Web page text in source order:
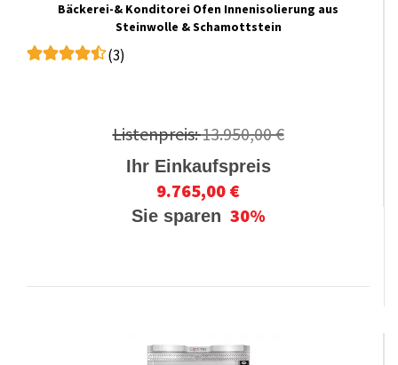
Bäckerei-& Konditorei Ofen Innenisolierung aus
Steinwolle & Schamottstein
(3)
Listenpreis:13.950,00 €
Ihr Einkaufspreis
9.765,00 €
Sie sparen 30%